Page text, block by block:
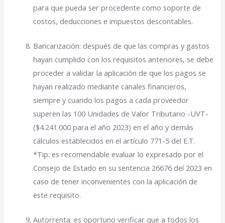
para que pueda ser procedente como soporte de
costos, deducciones e impuestos descontables.
Bancarización: después de que las compras y gastos
hayan cumplido con los requisitos anteriores, se debe
proceder a validar la aplicación de que los pagos se
hayan realizado mediante canales financieros,
siempre y cuando los pagos a cada proveedor
superen las 100 Unidades de Valor Tributario -UVT-
($4.241.000 para el año 2023) en el año y demás
cálculos establecidos en el artículo 771-5 del E.T.
*Tip: es recomendable evaluar lo expresado por el
Consejo de Estado en su sentencia 26676 del 2023 en
caso de tener inconvenientes con la aplicación de
este requisito.
Autorrenta: es oportuno verificar que a todos los